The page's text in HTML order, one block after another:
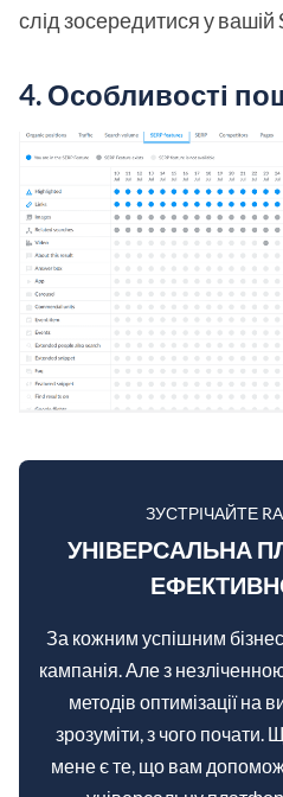
слід зосередитися у вашій
4. Особливості
ЗУСТРІЧАЙТЕ
УНІВЕРСАЛЬНА
За кожним успішним
кампанія. Але з незліченною
методів оптимізації на
зрозуміти, з чого почати.
мене є те, що вам